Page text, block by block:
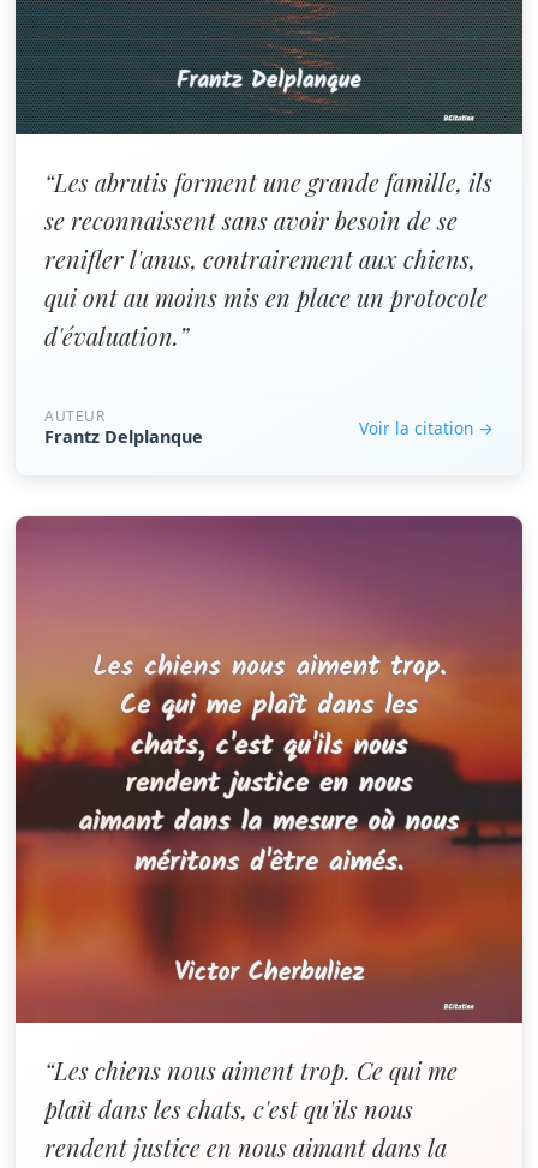
“Les abrutis forment une grande famille, ils
se reconnaissent sans avoir besoin de se
renifler l'anus, contrairement aux chiens,
qui ont au moins mis en place un protocole
d'évaluation.”
AUTEUR
Frantz Delplanque Voir la citation →
“Les chiens nous aiment trop. Ce qui me
plaît dans les chats, c'est qu'ils nous
rendent justice en nous aimant dans la